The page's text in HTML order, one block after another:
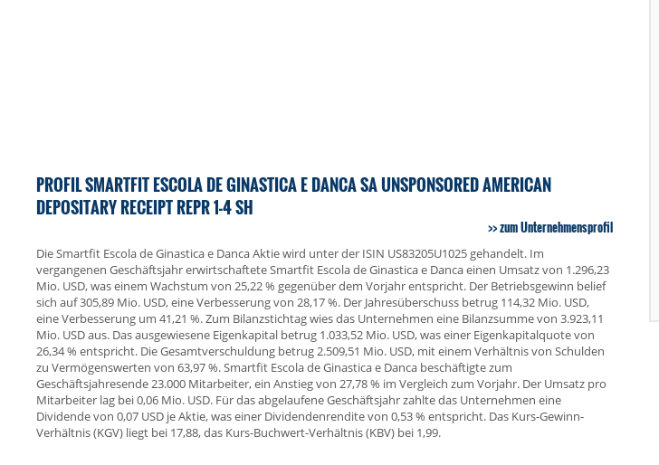
PROFIL SMARTFIT ESCOLA DE GINASTICA E DANCA SA UNSPONSORED AMERICAN
DEPOSITARY RECEIPT REPR 1-4 SH
zum Unternehmensprofil
Die Smartfit Escola de Ginastica e Danca Aktie wird unter der ISIN US83205U1025 gehandelt. Im
vergangenen Geschäftsjahr erwirtschaftete Smartfit Escola de Ginastica e Danca einen Umsatz von 1.296,23
Mio. USD, was einem Wachstum von 25,22 % gegenüber dem Vorjahr entspricht. Der Betriebsgewinn belief
sich auf 305,89 Mio. USD, eine Verbesserung von 28,17 %. Der Jahresüberschuss betrug 114,32 Mio. USD,
eine Verbesserung um 41,21 %. Zum Bilanzstichtag wies das Unternehmen eine Bilanzsumme von 3.923,11
Mio. USD aus. Das ausgewiesene Eigenkapital betrug 1.033,52 Mio. USD, was einer Eigenkapitalquote von
26,34 % entspricht. Die Gesamtverschuldung betrug 2.509,51 Mio. USD, mit einem Verhältnis von Schulden
zu Vermögenswerten von 63,97 %. Smartfit Escola de Ginastica e Danca beschäftigte zum
Geschäftsjahresende 23.000 Mitarbeiter, ein Anstieg von 27,78 % im Vergleich zum Vorjahr. Der Umsatz pro
Mitarbeiter lag bei 0,06 Mio. USD. Für das abgelaufene Geschäftsjahr zahlte das Unternehmen eine
Dividende von 0,07 USD je Aktie, was einer Dividendenrendite von 0,53 % entspricht. Das Kurs-Gewinn-
Verhältnis (KGV) liegt bei 17,88, das Kurs-Buchwert-Verhältnis (KBV) bei 1,99.